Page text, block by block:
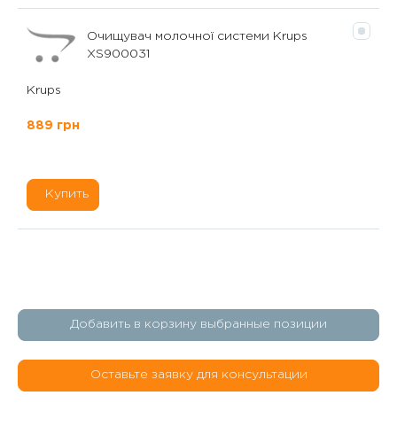
Очищувач молочної системи Krups
XS900031
Krups
889 грн
Купить
Добавить в корзину выбранные позиции
Оставьте заявку для консультации